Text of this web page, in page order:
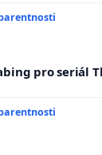
pro seriál